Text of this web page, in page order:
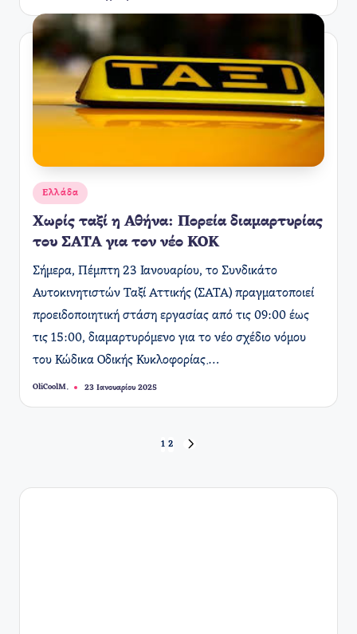
Αναρτήθηκε
σε
Ελλάδα
Χωρίς ταξί η Αθήνα: Πορεία διαμαρτυρίας
του ΣΑΤΑ για τον νέο ΚΟΚ
Σήμερα, Πέμπτη 23 Ιανουαρίου, το Συνδικάτο
Αυτοκινητιστών Ταξί Αττικής (ΣΑΤΑ) πραγματοποιεί
προειδοποιητική στάση εργασίας από τις 09:00 έως
τις 15:00, διαμαρτυρόμενο για το νέο σχέδιο νόμου
του Κώδικα Οδικής Κυκλοφορίας.…
Συγγραφέας:
OliCoolM. 23 Ιανουαρίου 2025
Σελιδοποίηση1 2